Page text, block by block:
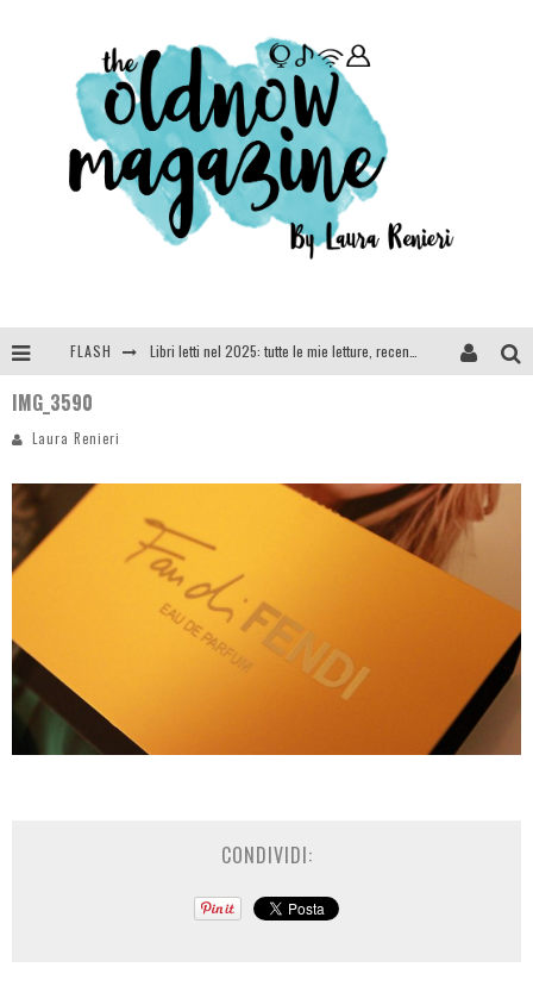
FLASH
Anya Taylor-Joy, Jisoo e Willow Smith protagoniste della nuova campagna Dior Addict
IMG_3590
Laura Renieri
CONDIVIDI: